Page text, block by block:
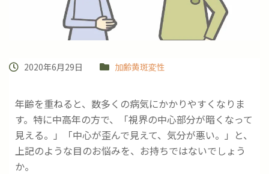
2020年6月29日 加齢黄斑変性
年齢を重ねると、数多くの病気にかかりやすくなりま
す。特に中高年の方で、「視界の中心部分が暗くなって
見える。」「中心が歪んで見えて、気分が悪い。」と、
上記のような目のお悩みを、お持ちではないでしょう
か。